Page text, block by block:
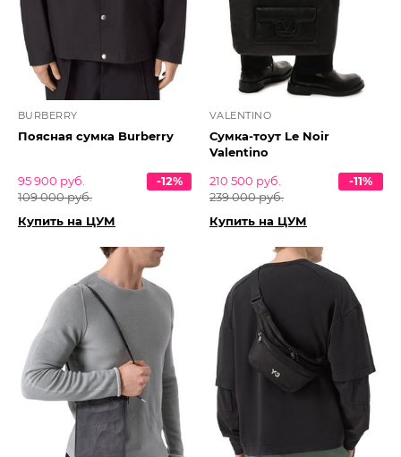
BURBERRY
Поясная сумка Burberry
95 900 руб.
109 000 руб.
-12%
Купить на ЦУМ
VALENTINO
Сумка-тоут Le Noir
Valentino
210 500 руб.
239 000 руб.
-11%
Купить на ЦУМ